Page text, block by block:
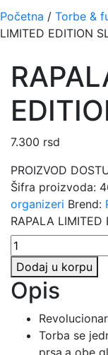
Početna / Torbe &
LIMITED EDITION
7.300 rsd
PROIZVOD
Šifra proizvoda:
organizeri Brend:
RAPALA
Dodaj u korpu
Opis
Torba se
prsa,a obe